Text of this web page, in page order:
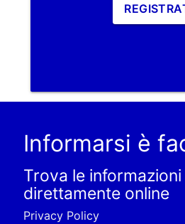
Informarsi è
Trova le
direttamente online
Privacy Policy